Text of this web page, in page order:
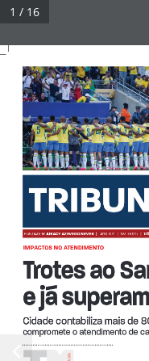
Pular
o
conteúdo
Tribuna
© 2026 Tribuna
IMPACTOS NO ATENDIMENTO
Trotes ao
e já
Cidade contabiliza mais de
FUNDADOR JURACY AZEVEDO NEVES Ano XLV   |   Nº  9.925   |
1 / 16